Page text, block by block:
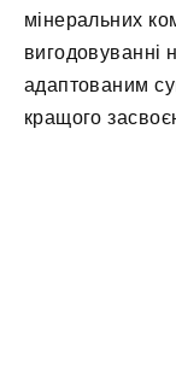
мінеральних
вигодовуванні
адаптованим
кращого